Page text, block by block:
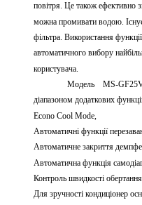
повітря. Це також ефективно
можна промивати водою.
фільтра. Використання
автоматичного вибору
користувача.
Модель MS-GF25VA/
діапазоном додаткових
Econo Cool Mode,
Автоматичні функції
Автоматичне закриття
Автоматична функція
Контроль швидкості
Для зручності кондиціонер